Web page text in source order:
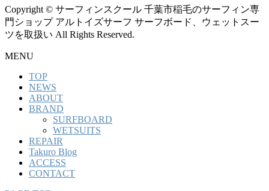
Copyright © サーフィンスクール 千葉市稲毛のサーフィン専
門ショップ アルトイズサーフ サーフボード、ウェットスー
ツを取扱い All Rights Reserved.
MENU
TOP
NEWS
ABOUT
BRAND
SURFBOARD
WETSUITS
REPAIR
Takuro Blog
ACCESS
CONTACT